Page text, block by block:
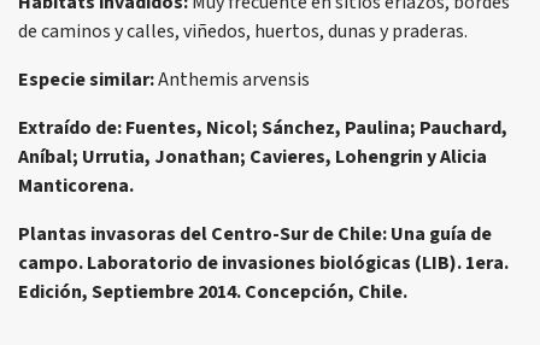
de caminos y calles, viñedos, huertos, dunas y praderas.
Especie similar:Anthemis arvensis
Extraído de: Fuentes, Nicol; Sánchez, Paulina; Pauchard,
Aníbal; Urrutia, Jonathan; Cavieres, Lohengrin y Alicia
Manticorena.
Plantas invasoras del Centro-Sur de Chile: Una guía de
campo. Laboratorio de invasiones biológicas (LIB). 1era.
Edición, Septiembre 2014. Concepción, Chile.